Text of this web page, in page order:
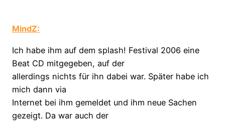
MindZ:
Ich habe ihm auf dem splash! Festival 2006 eine
Beat CD mitgegeben, auf der
allerdings nichts für ihn dabei war. Später habe ich
mich dann via
Internet bei ihm gemeldet und ihm neue Sachen
gezeigt. Da war auch der